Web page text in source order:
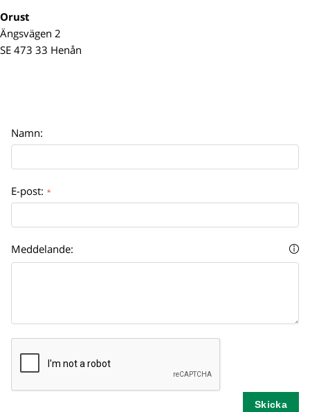
Orust
Ängsvägen 2
SE 473 33 Henån
Namn:
E-post: *
Meddelande: